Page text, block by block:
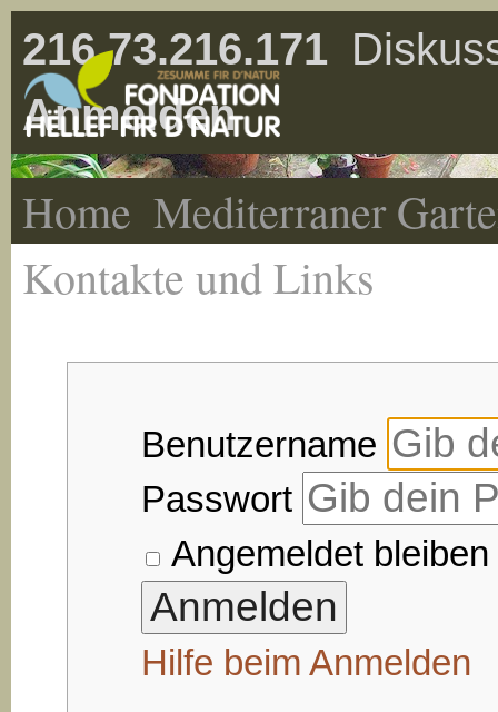
216.73.216.171
Anmelden
Home Mediterraner
Kontakte und Links
Benutzername
Passwort
Angemeldet bleiben
Hilfe beim Anmelden